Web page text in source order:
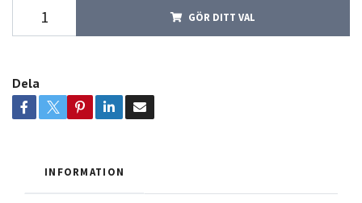
GÖR DITT VAL
Dela
INFORMATION